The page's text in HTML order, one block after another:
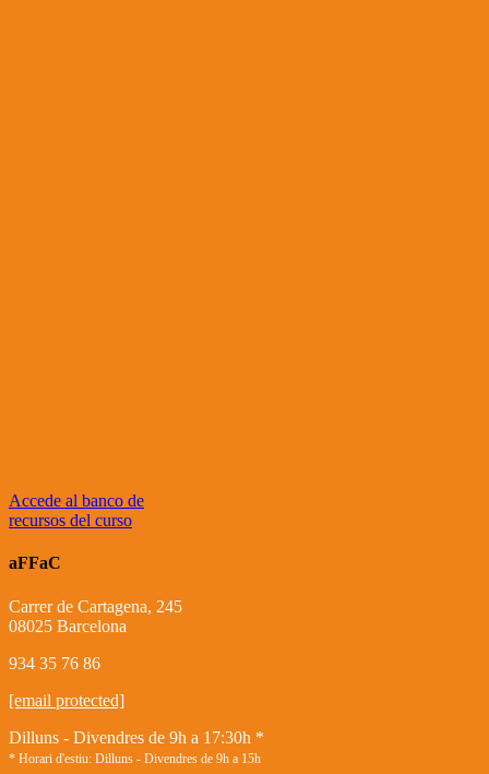
Accede al banco de
recursos del curso
aFFaC
Carrer de Cartagena, 245
08025 Barcelona
934 35 76 86
[email protected]
Dilluns - Divendres de 9h a 17:30h *
* Horari d'estiu: Dilluns - Divendres de 9h a 15h